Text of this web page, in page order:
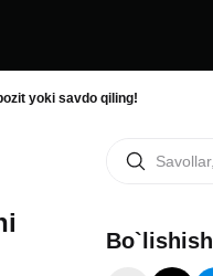
yoki savdo qiling!
Bo`lishish